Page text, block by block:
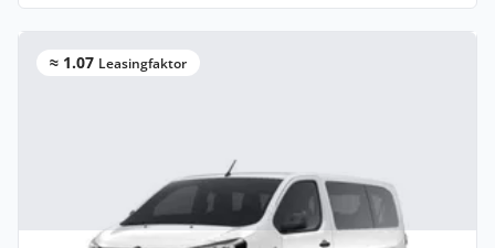
≈ 1.07 Leasingfaktor